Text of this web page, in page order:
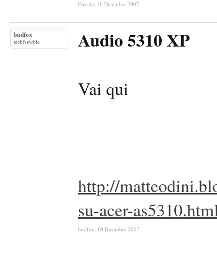
Davide 10 Dicembre 2007
budfox
techNewbie Audio 5310 XP
Vai qui
http://
su-acer-
budfox 19 Dicembre 2007